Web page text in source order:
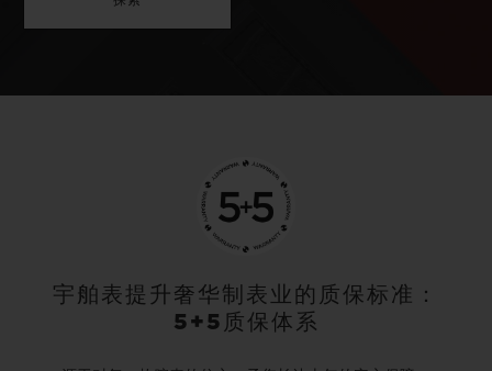
宇舶表提升奢华制表业的质保标准：
5+5质保体系